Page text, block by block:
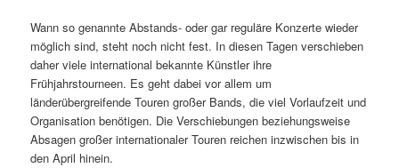
Wann so genannte Abstands- oder gar reguläre Konzerte wieder
möglich sind, steht noch nicht fest. In diesen Tagen verschieben
daher viele international bekannte Künstler ihre
Frühjahrstourneen. Es geht dabei vor allem um
länderübergreifende Touren großer Bands, die viel Vorlaufzeit und
Organisation benötigen. Die Verschiebungen beziehungsweise
Absagen großer internationaler Touren reichen inzwischen bis in
den April hinein.